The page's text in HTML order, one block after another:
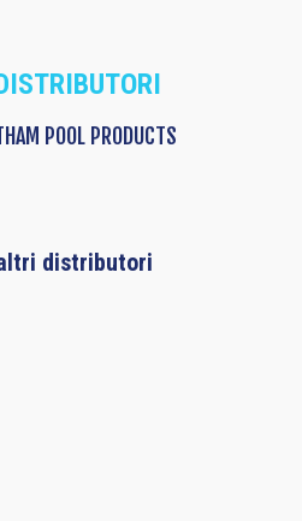
POOL PRODUCTS
distributori